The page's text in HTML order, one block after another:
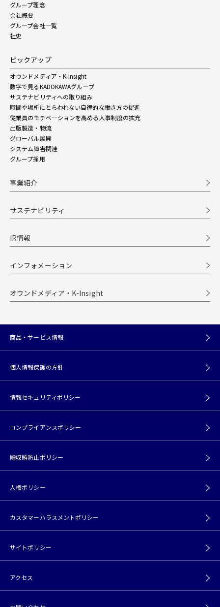
グループ理念
会社概要
グループ会社一覧
社史
ピックアップ
オウンドメディア・K-Insight
数字で見るKADOKAWAグループ
サステナビリティへの取り組み
時間や場所にとらわれない自律的な働き方の促進
従業員のモチベーションを高める人事制度の拡充
出版製造・物流
グローバル展開
システム障害関連
グループ採用
事業紹介
サステナビリティ
IR情報
インフォメーション
オウンドメディア・K-Insight
商品・サービス情報
個人情報保護の方針
情報セキュリティポリシー
コンプライアンスポリシー
贈収賄防止ポリシー
人権ポリシー
カスタマーハラスメントポリシー
サイトポリシー
アクセス